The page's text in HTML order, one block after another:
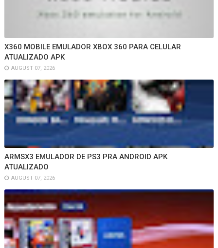
X360 MOBILE EMULADOR XBOX 360 PARA CELULAR
ATUALIZADO APK
AUGUST 07, 2026
ARMSX3 EMULADOR DE PS3 PRA ANDROID APK
ATUALIZADO
AUGUST 07, 2026